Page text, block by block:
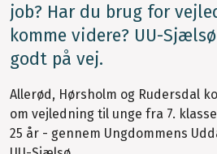
job? Har du brug for
komme videre? UU-
godt på vej.
Allerød, Hørsholm og Rudersdal
om vejledning til unge fra 7.
25 år - gennem Ungdommens